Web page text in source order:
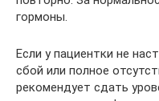
гормоны.
Если у пациентки не
сбой или полное
рекомендует сдать